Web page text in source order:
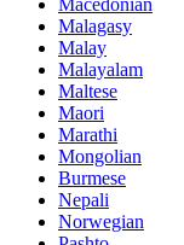
Malagasy
Malay
Malayalam
Maltese
Maori
Marathi
Mongolian
Burmese
Nepali
Norwegian